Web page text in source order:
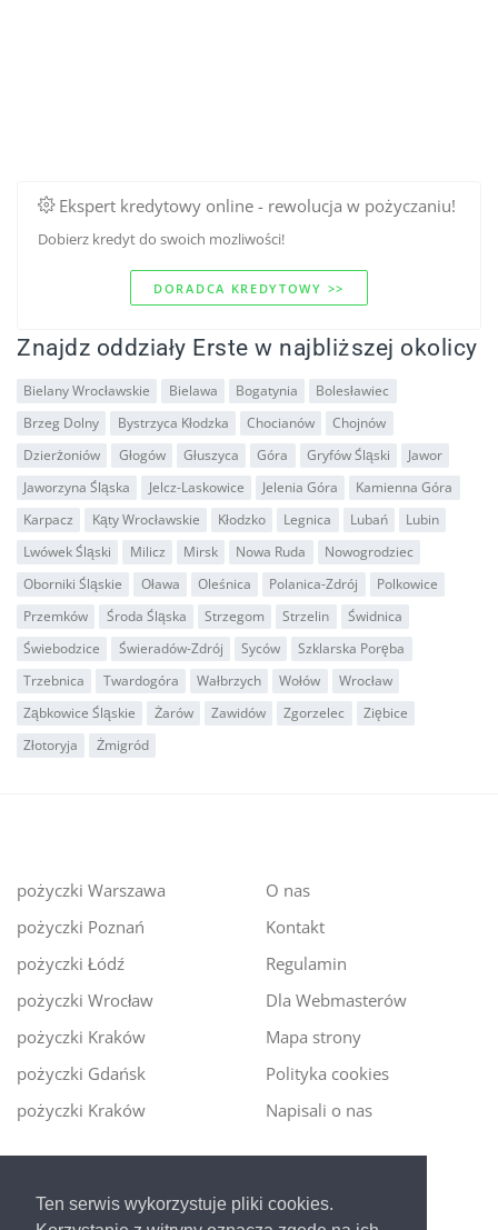
Ten serwis wykorzystuje pliki cookies.
Ekspert kredytowy online - rewolucja w pożyczaniu!
Dobierz kredyt do swoich mozliwości!
DORADCA KREDYTOWY >>
Znajdz oddziały Erste w najbliższej okolicy
Bielany Wrocławskie Bielawa Bogatynia
Bolesławiec
Brzeg Dolny
Bystrzyca Kłodzka Chocianów
Chojnów
Dzierżoniów
Głogów Głuszyca Góra Gryfów Śląski
Jawor
Jaworzyna Śląska
Jelcz-Laskowice Jelenia Góra
Kamienna Góra
Karpacz
Kąty Wrocławskie Kłodzko Legnica Lubań
Lubin
Lwówek Śląski
Milicz Mirsk Nowa Ruda
Nowogrodziec
Oborniki Śląskie
Oława Oleśnica Polanica-Zdrój
Polkowice
Przemków
Środa Śląska Strzegom Strzelin
Świdnica
Świebodzice
Świeradów-Zdrój Syców
Szklarska Poręba
Trzebnica
Twardogóra Wałbrzych Wołów
Wrocław
Ząbkowice Śląskie
Żarów Zawidów Zgorzelec
Ziębice
Złotoryja
Żmigród
pożyczki Warszawa
pożyczki Poznań
pożyczki Łódź
pożyczki Wrocław
pożyczki Kraków
pożyczki Gdańsk
pożyczki Kraków
O nas
Kontakt
Regulamin
Dla Webmasterów
Mapa strony
Polityka cookies
Napisali o nas
Ekspert kredytowy online- nowa era szybkiego i